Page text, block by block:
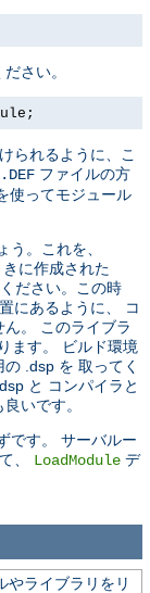
さい。
られるように、こ
.DEF ファイルの方
使ってモジュール
。これを、
に作成された
ださい。この時
にあるように、 コ
。 このライブラ
ます。 ビルド環境
.dsp を 取ってく
と コンパイラと
いです。
です。 サーバルー
、 LoadModule デ
やライブラリをリ